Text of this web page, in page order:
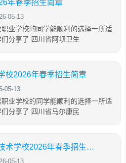
年春季招生简章
05-13
业学校的同学能顺利的选择一所适
分享了 四川省阿坝卫生
校2026年春季招生简章
05-13
业学校的同学能顺利的选择一所适
分享了 四川省马尔康民
四川省大英县中等职业技术学校2026年春季招生简章
05-13